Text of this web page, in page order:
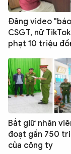
Đăng video
CSGT, nữ
phạt 10 triệu
Bắt giữ nhân
đoạt gần 750
của công ty